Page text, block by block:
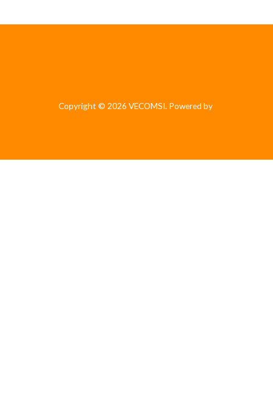
Copyright © 2026 VECOMSI. Powered by